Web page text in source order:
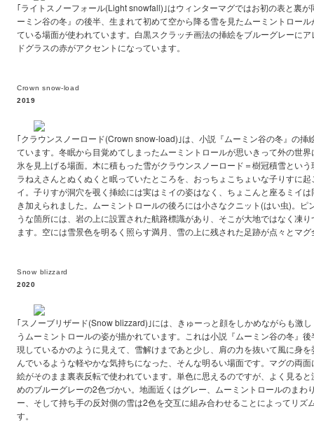
｢ライトスノーフォール(Light snowfall)｣はウィンターマグではお初の表と裏
ーミン谷の冬』の後半、生まれて初めて空から降る雪を見たムーミントロー
ている場面が使われています。白黒スクラッチ画法の挿絵をブルーグレーに
ドグラスの赤がアクセントになっています。
Crown snow-load
2019
｢クラウンスノーロード(Crown snow-load)｣は、小説『ムーミン谷の冬』の挿
ています。冬眠から目覚めてしまったムーミントロールが思いきって外の世
氷を見上げる場面。木に積もった雪がクラウンスノーロード＝樹冠積雪とい
ラねえさんとぬくぬくと眠っていたところを、おっちょこちょいな子りすに
イ。子りすが洞穴を覗く挿絵には実はミイの姿はなく、ちょこんと座るミイ
き加えられました。ムーミントロールの後ろには小さなクニット(はい虫)。ピ
うな箇所には、岩の上に設置された航路標識があり、そこが大地ではなく凍
ます。空には雪景色を明るく照らす満月、雪の上に残された足跡が点々とマ
Snow blizzard
2020
｢スノーブリザード(Snow blizzard)｣には、きゅーっと顔をしかめながらも激
うムーミントロールの姿が描かれています。これは小説『ムーミン谷の冬』
現しているかのように見えて、雪解けまであと少し、肩の力を抜いて風に身
んでいるような軽やかな気持ちになった、そんな明るい場面です。マグの両
絵がそのまま裏表反転で使われています。単色に思えるのですが、よく見る
めのブルーグレーの2色づかい。地面近くはグレー、ムーミントロールのまわ
ー、そして持ち手の反対側の雪は2色を交互に組み合わせることによってリズ
す。